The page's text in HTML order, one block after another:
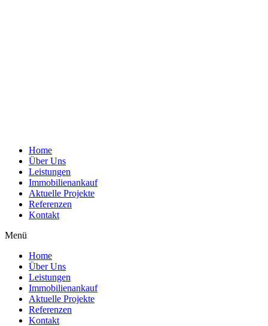
Home
Über Uns
Leistungen
Immobilienankauf
Aktuelle Projekte
Referenzen
Kontakt
Menü
Home
Über Uns
Leistungen
Immobilienankauf
Aktuelle Projekte
Referenzen
Kontakt